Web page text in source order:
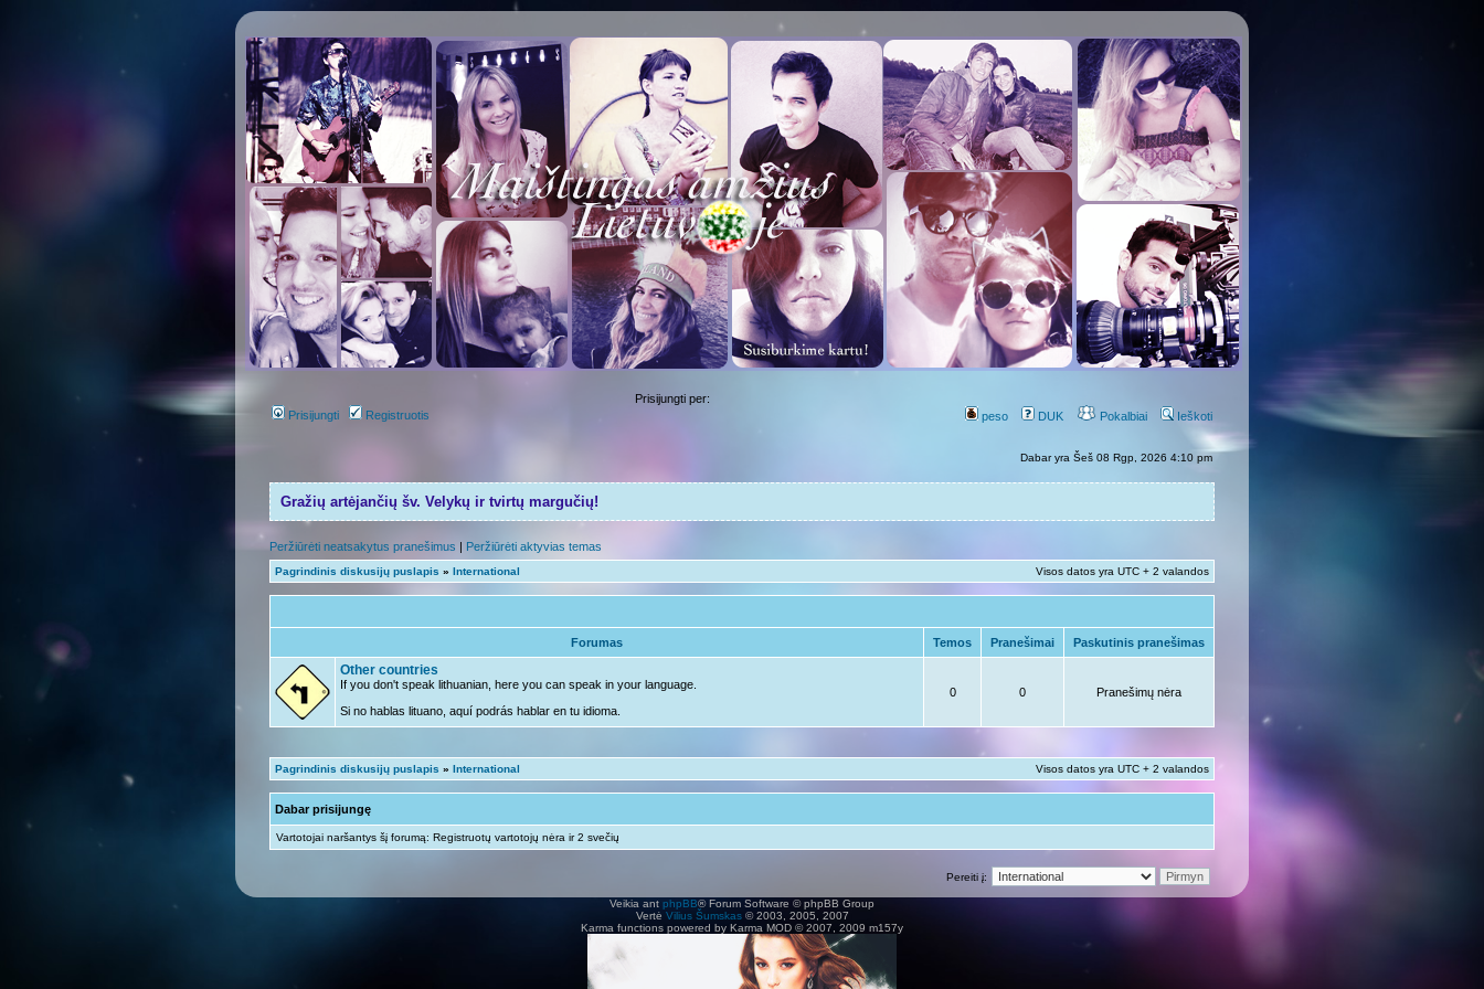
Prisijungti Registruotis
Prisijungti per:
peso
DUK Pokalbiai Ieškoti
Dabar yra Šeš 08 Rgp, 2026 4:10 pm
Gražių artėjančių šv. Velykų ir tvirtų margučių!
Peržiūrėti neatsakytus pranešimus | Peržiūrėti aktyvias temas
Pagrindinis diskusijų puslapis » International Visos datos yra UTC + 2 valandos
Forumas Temos Pranešimai Paskutinis pranešimas
Other countries
If you don't speak lithuanian, here you can speak in your language.
Si no hablas lituano, aquí podrás hablar en tu idioma.
0 0 Pranešimų nėra
Pagrindinis diskusijų puslapis » International Visos datos yra UTC + 2 valandos
Dabar prisijungę
Vartotojai naršantys šį forumą: Registruotų vartotojų nėra ir 2 svečių
Pereiti į:
Veikia ant phpBB® Forum Software © phpBB Group
Vertė Vilius Šumskas© 2003, 2005, 2007
Karma functions powered by Karma MOD © 2007, 2009 m157y